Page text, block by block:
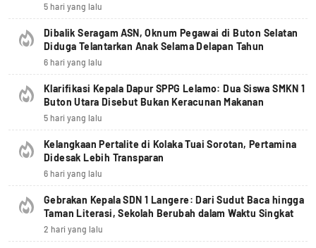
5 hari yang lalu
Dibalik Seragam ASN, Oknum Pegawai di Buton Selatan
Diduga Telantarkan Anak Selama Delapan Tahun
6 hari yang lalu
Klarifikasi Kepala Dapur SPPG Lelamo: Dua Siswa SMKN 1
Buton Utara Disebut Bukan Keracunan Makanan
5 hari yang lalu
Kelangkaan Pertalite di Kolaka Tuai Sorotan, Pertamina
Didesak Lebih Transparan
6 hari yang lalu
Gebrakan Kepala SDN 1 Langere: Dari Sudut Baca hingga
Taman Literasi, Sekolah Berubah dalam Waktu Singkat
2 hari yang lalu